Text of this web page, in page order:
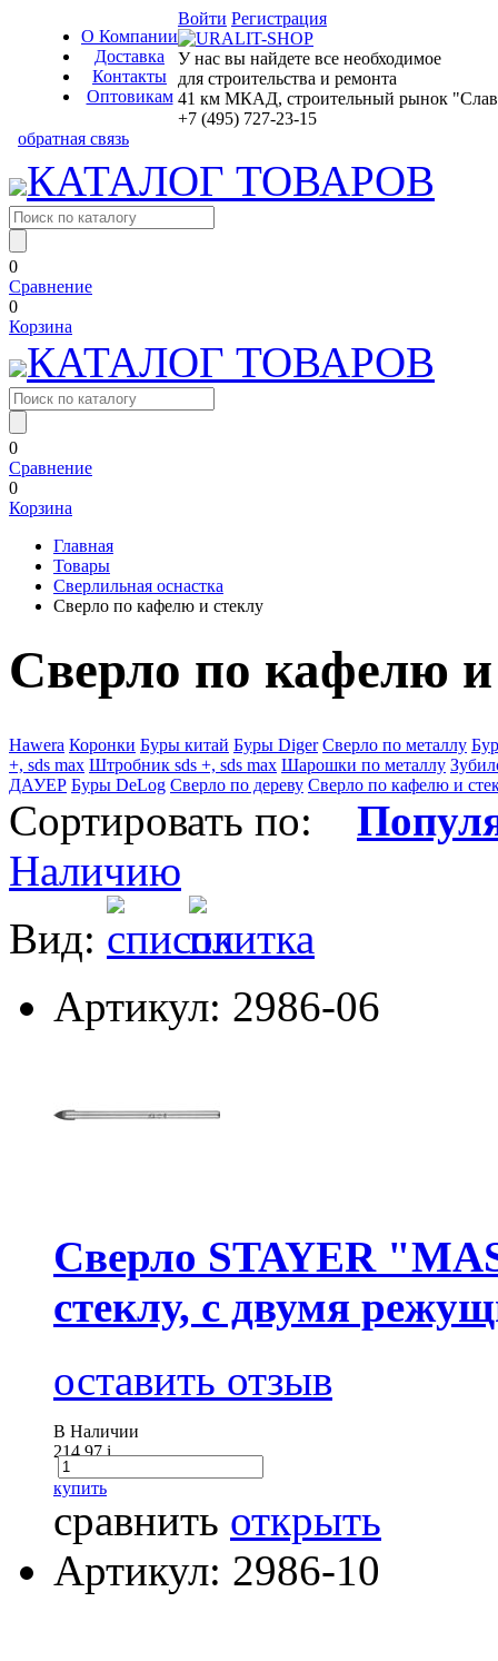
О Компании
Доставка
Контакты
Оптовикам
Войти Регистрация
У нас вы найдете все необходимое
для строительства и ремонта
41 км МКАД, строительный рынок
+7 (495) 727-23-15
обратная связь
КАТАЛОГ ТОВАРОВ
0
Сравнение
0
Корзина
КАТАЛОГ ТОВАРОВ
0
Сравнение
0
Корзина
Главная
Товары
Сверлильная оснастка
Сверло по кафелю и стеклу
Сверло по кафелю и
Hawera Коронки Буры китай Буры Diger Сверло по металлу
+, sds max Штробник sds +, sds max Шарошки по металлу
ДАУЕР Буры DeLog Сверло по дереву Сверло по кафелю и
Сортировать по:
Наличию
Вид:
Артикул: 2986-06
Сверло STAYER
стеклу, с двумя
оставить отзыв
В Наличии
214.97i
купить
сравнить открыть
Артикул: 2986-10